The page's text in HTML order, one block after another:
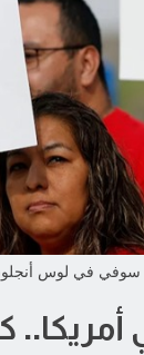
في لوس أنجلوس 18